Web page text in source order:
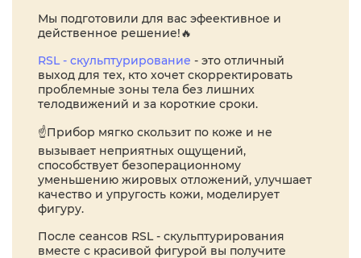
Мы подготовили для вас эфеективное и
действенное решение!🔥
RSL - скульптурирование - это отличный
выход для тех, кто хочет скорректировать
проблемные зоны тела без лишних
телодвижений и за короткие сроки.
☝️Прибор мягко скользит по коже и не
вызывает неприятных ощущений,
способствует безоперационному
уменьшению жировых отложений, улучшает
качество и упругость кожи, моделирует
фигуру.
После сеансов RSL - скульптурирования
вместе с красивой фигурой вы получите